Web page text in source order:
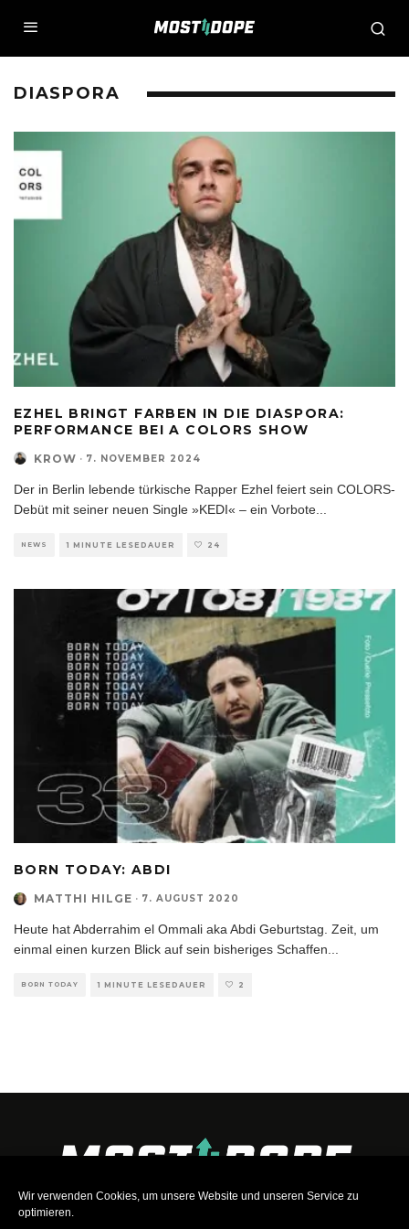
Wir verwenden Cookies, um unsere Website und unseren Service zu
optimieren.
DIASPORA
EZHEL BRINGT FARBEN IN DIE DIASPORA:
PERFORMANCE BEI A COLORS SHOW
KROW · 7. NOVEMBER 2024
Der in Berlin lebende türkische Rapper Ezhel feiert sein COLORS-
Debüt mit seiner neuen Single »KEDI« – ein Vorbote
NEWS 1 MINUTE LESEDAUER 24
BORN TODAY: ABDI
MATTHI HILGE · 7. AUGUST 2020
Heute hat Abderrahim el Ommali aka Abdi Geburtstag. Zeit, um
einmal einen kurzen Blick auf sein bisheriges Schaffen...
BORN TODAY 1 MINUTE LESEDAUER 2